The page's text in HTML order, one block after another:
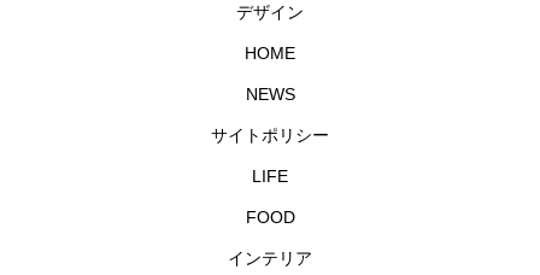
デザイン
HOME
NEWS
サイトポリシー
LIFE
FOOD
インテリア